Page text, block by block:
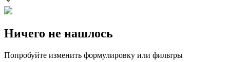
Ничего не нашлось
Попробуйте изменить формулировку или фильтры